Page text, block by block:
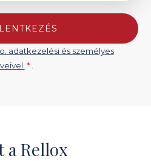
adatkezelési és személyes
*
a Rellox